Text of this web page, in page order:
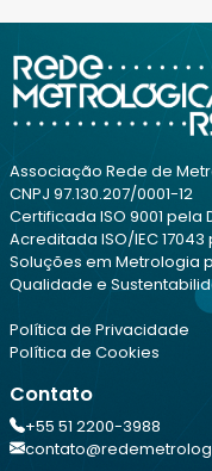
Associação Rede de
CNPJ 97.130.207/0001-12
Certificada ISO 9001 pela
Acreditada ISO/IEC 17043
Soluções em Metrologia
Qualidade e
Política de Privacidade
Política de Cookies
Contato
+55 51 2200-3988